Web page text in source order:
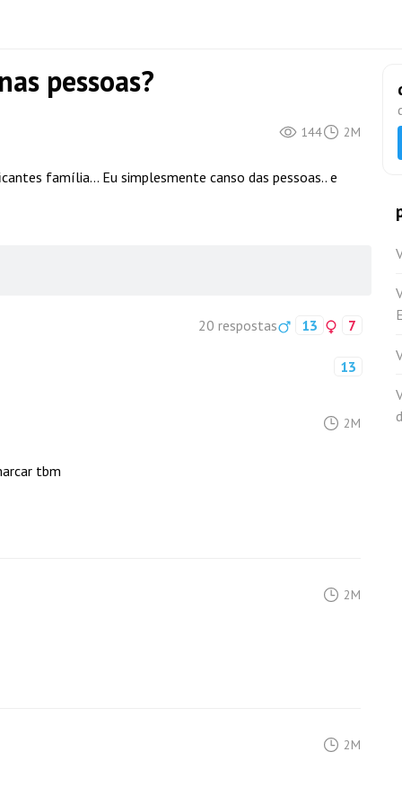
pessoas?
144 2M
família... Eu simplesmente canso das pessoas.. e
20 respostas 13 7
13
2M
tbm
2M
2M